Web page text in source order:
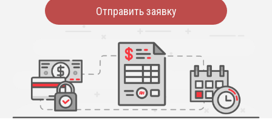
Отправить заявку